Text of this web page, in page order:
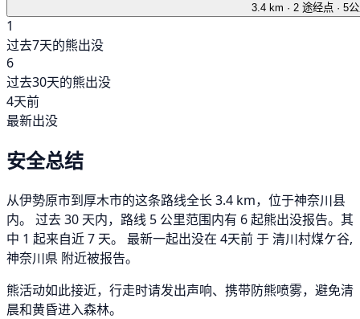
3.4 km · 2 途经点 · 5
1
过去7天的熊出没
6
过去30天的熊出没
4天前
最新出没
安全总结
从伊勢原市到厚木市的这条路线全长 3.4 km，位于神奈川县
内。 过去 30 天内，路线 5 公里范围内有 6 起熊出没报告。其
中 1 起来自近 7 天。 最新一起出没在 4天前 于 清川村煤ケ谷,
神奈川県 附近被报告。
熊活动如此接近，行走时请发出声响、携带防熊喷雾，避免清
晨和黄昏进入森林。